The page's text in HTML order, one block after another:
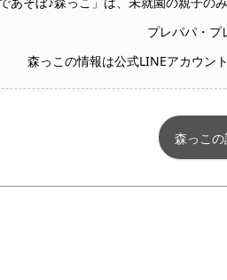
プレパパ・プ
森っこの情報は公式LINEアカウン
森っこ